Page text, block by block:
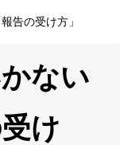
告の受け方」
ない
け